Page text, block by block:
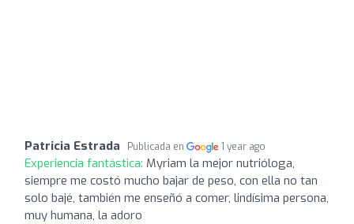
Patricia Estrada Publicada en 1 year ago
Experiencia fantástica: Myriam la mejor nutrióloga,
siempre me costó mucho bajar de peso, con ella no tan
solo bajé, también me enseñó a comer, lindísima persona,
muy humana, la adoro